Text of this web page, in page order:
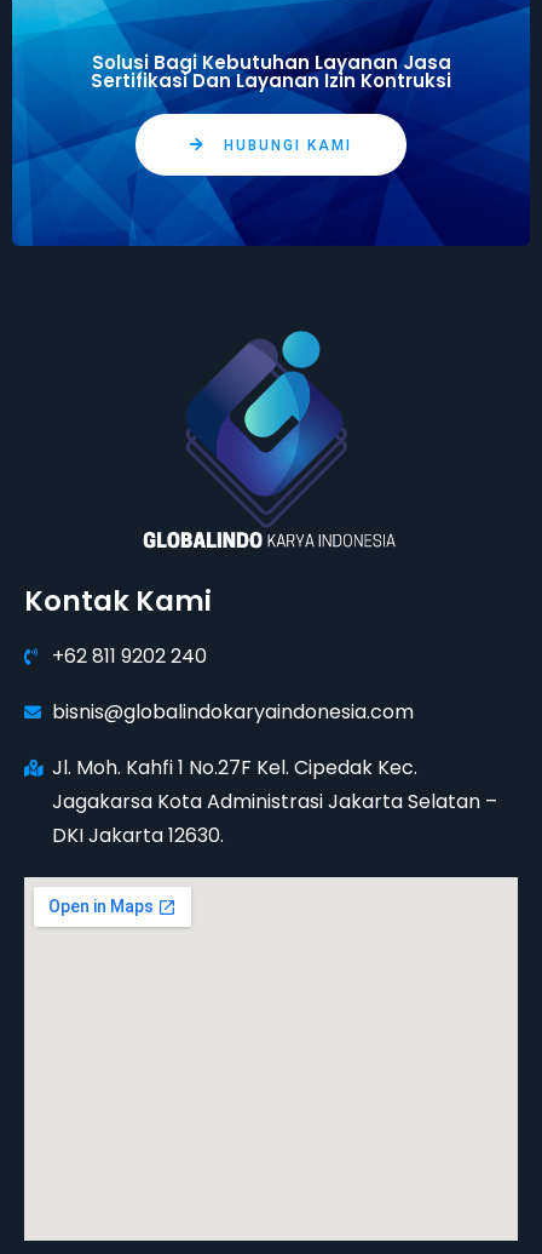
Solusi Bagi Kebutuhan Layanan Jasa
Sertifikasi Dan Layanan Izin Kontruksi
HUBUNGI KAMI
Kontak Kami
+62 811 9202 240
bisnis@globalindokaryaindonesia.com
Jl. Moh. Kahfi 1 No.27F Kel. Cipedak Kec.
Jagakarsa Kota Administrasi Jakarta Selatan –
DKI Jakarta 12630.